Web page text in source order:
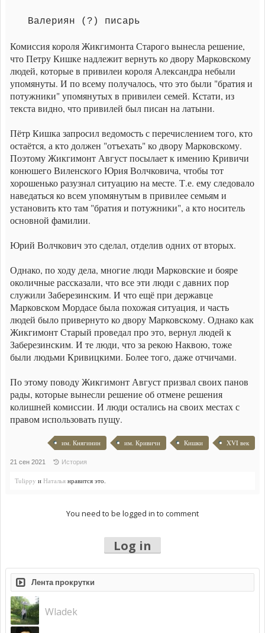
Валериян (?) писарь
Комиссия короля Жикгимонта Старого вынесла решение,
что Петру Кишке надлежит вернуть ко двору Марковскому
людей, которые в привилеи короля Александра небыли
упомянуты. И по всему получалось, что это были "братия и
потужники" упомянутых в привилеи семей. Кстати, из
текста видно, что привилей был писан на латыни.
Пётр Кишка запросил ведомость с перечислением того, кто
остаётся, а кто должен "отъехать" ко двору Марковскому.
Поэтому Жикгимонт Август посылает к имению Кривичи
конюшего Виленского Юрия Волчковича, чтобы тот
хорошенько разузнал ситуацию на месте. Т.е. ему следовало
наведаться ко всем упомянутым в привилее семьям и
установить кто там "братия и потужники", а кто носитель
основной фамилии.
Юрий Волчкович это сделал, отделив одних от вторых.
Однако, по ходу дела, многие люди Марковские и бояре
околичные рассказали, что все эти люди с давних пор
служили Заберезинским. И что ещё при державце
Марковском Мордасе была похожая ситуация, и часть
людей было привернуто ко двору Марковскому. Однако как
Жикгимонт Старый проведал про это, вернул людей к
Заберезинским. И те люди, что за рекою Наквою, тоже
были людьми Кривицкими. Более того, даже отчичами.
По этому поводу Жикгимонт Август призвал своих панов
рады, которые вынесли решение об отмене решения
колишней комиссии. И люди остались на своих местах с
правом использовать пущу.
им. Княгинин им. Кривичи Кишки XVI век
21 сен 2021 История
Tulippy и Наталья нравится это.
You need to be logged in to comment
Log in
Лента прокрутки
Wladek